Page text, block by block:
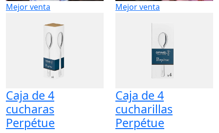
Mejor venta
Caja de 4
cucharas
Perpétue
Mejor venta
Caja de 4
cucharillas
Perpétue